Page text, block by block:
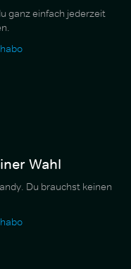
ganz einfach jederzeit
Wahl
Du brauchst keinen